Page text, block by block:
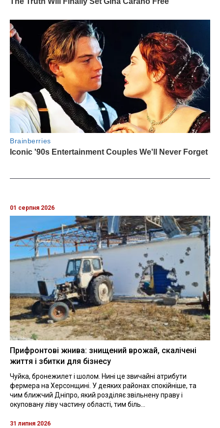
01 серпня 2026
Прифронтові жнива: знищений врожай, скалічені
життя і збитки для бізнесу
Чуйка, бронежилет і шолом. Нині це звичайні атрибути
фермера на Херсонщині. У деяких районах спокійніше, та
чим ближчий Дніпро, який розділяє звільнену праву і
окуповану ліву частину області, тим біль...
31 липня 2026